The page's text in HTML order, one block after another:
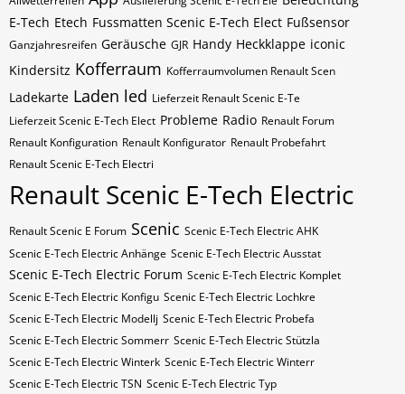
E-Tech Etech Fussmatten Scenic E-Tech Elect Fußsensor
Ganzjahresreifen Geräusche GJR Handy Heckklappe iconic
Kindersitz Kofferraum Kofferraumvolumen Renault Scen
Ladekarte Laden led Lieferzeit Renault Scenic E-Te
Lieferzeit Scenic E-Tech Elect Probleme Radio Renault Forum
Renault Konfiguration Renault Konfigurator Renault Probefahrt
Renault Scenic E-Tech Electri
Renault Scenic E-Tech Electric
Renault Scenic E Forum Scenic Scenic E-Tech Electric AHK
Scenic E-Tech Electric Anhänge Scenic E-Tech Electric Ausstat
Scenic E-Tech Electric Forum Scenic E-Tech Electric Komplet
Scenic E-Tech Electric Konfigu Scenic E-Tech Electric Lochkre
Scenic E-Tech Electric Modellj Scenic E-Tech Electric Probefa
Scenic E-Tech Electric Sommerr Scenic E-Tech Electric Stützla
Scenic E-Tech Electric Winterk Scenic E-Tech Electric Winterr
Scenic E-Tech Electric​​​​ TSN Scenic E-Tech Electric​​​​ Typ